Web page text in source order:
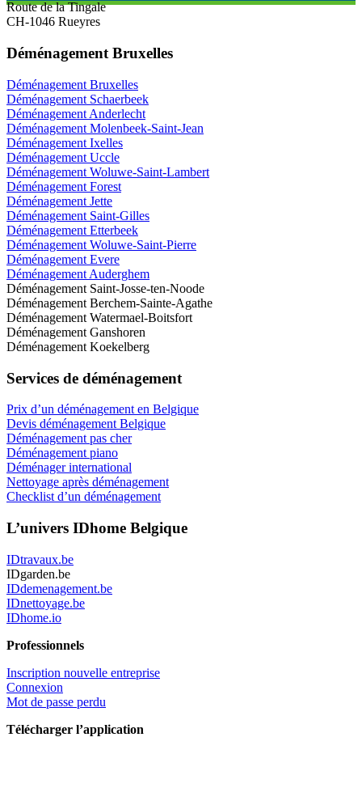
Route de la Tingale
CH-1046 Rueyres
Déménagement Bruxelles
Déménagement Bruxelles
Déménagement Schaerbeek
Déménagement Anderlecht
Déménagement Molenbeek-Saint-Jean
Déménagement Ixelles
Déménagement Uccle
Déménagement Woluwe-Saint-Lambert
Déménagement Forest
Déménagement Jette
Déménagement Saint-Gilles
Déménagement Etterbeek
Déménagement Woluwe-Saint-Pierre
Déménagement Evere
Déménagement Auderghem
Déménagement Saint-Josse-ten-Noode
Déménagement Berchem-Sainte-Agathe
Déménagement Watermael-Boitsfort
Déménagement Ganshoren
Déménagement Koekelberg
Services de déménagement
Prix d’un déménagement en Belgique
Devis déménagement Belgique
Déménagement pas cher
Déménagement piano
Déménager international
Nettoyage après déménagement
Checklist d’un déménagement
L’univers IDhome Belgique
IDtravaux.be
IDgarden.be
IDdemenagement.be
IDnettoyage.be
IDhome.io
Professionnels
Inscription nouvelle entreprise
Connexion
Mot de passe perdu
Télécharger l’application